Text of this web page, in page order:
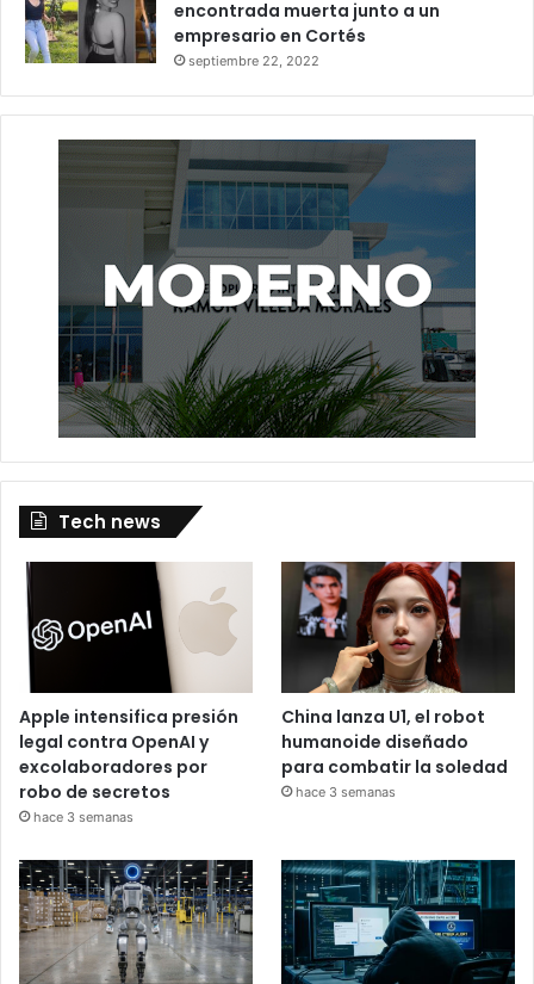
encontrada muerta junto a un
empresario en Cortés
septiembre 22, 2022
Tech news
Apple intensifica presión
legal contra OpenAI y
excolaboradores por
robo de secretos
hace 3 semanas
China lanza U1, el robot
humanoide diseñado
para combatir la soledad
hace 3 semanas